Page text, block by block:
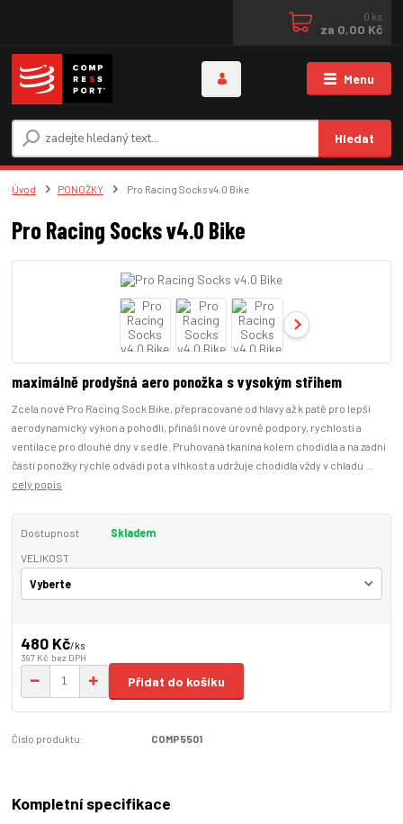
Menu
Hledat
0 ks
za 0,00 Kč
Úvod PONOŽKY Pro Racing Socks v4.0 Bike
Pro Racing Socks v4.0 Bike
maximálně prodyšná aero ponožka s vysokým střihem
Zcela nové Pro Racing Sock Bike, přepracované od hlavy až k patě pro lepší
aerodynamický výkon a pohodlí, přináší nové úrovně podpory, rychlosti a
ventilace pro dlouhé dny v sedle. Pruhovaná tkanina kolem chodidla a na zadní
části ponožky rychle odvádí pot a vlhkost a udržuje chodidla vždy v chladu ...
celý popis
Dostupnost Skladem
VELIKOST
480 Kč/ks
397 Kč bez DPH
Přidat do košíku
Číslo produktu: COMP5501
Kompletní specifikace